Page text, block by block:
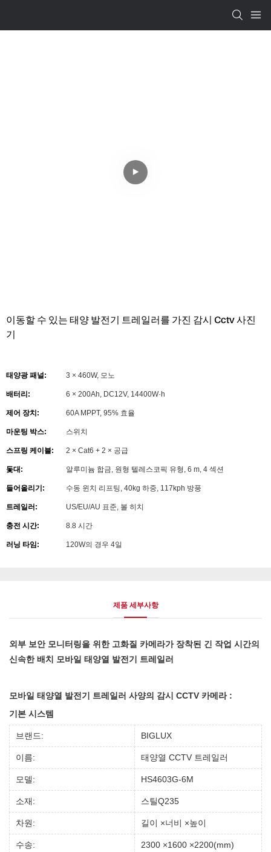
이동할 수 있는 태양 발전기 트레일러를 가진 감시 Cctv 사진
기
태양광 패널: 3 × 460W, 모노
배터리: 6 × 200Ah, DC12V, 14400W·h
제어 장치: 60A MPPT, 95% 효율
마운팅 박스: 스위치
스프링 케이블: 2 × Cat6 + 2 × 공급
돛대: 알루미늄 합금, 원형 텔레스코픽 유형, 6 m, 4 섹션
들어올리기: 수동 윈치 리프팅, 40kg 하중, 117kph ​​방풍
트레일러: US/EU/AU 표준, 볼 히치
충전 시간: 8.8 시간
러닝 타임: 120W의 경우 4일
제품 세부사항
외부 보안 모니터링을 위한 고화질 카메라가 장착된 긴 작업 시간의
신속한 배치 모바일 태양열 발전기 트레일러
모바일 태양열 발전기 트레일러 사양의 감시 CCTV 카메라 :
기본 시스템
브랜드: BIGLUX
이름: 태양열 CCTV 트레일러
모델: HS4603G-6M
소재: 스틸Q235
차원: 길이 ×너비 ×높이
수송: 2300 ×1600 ×2200(mm)